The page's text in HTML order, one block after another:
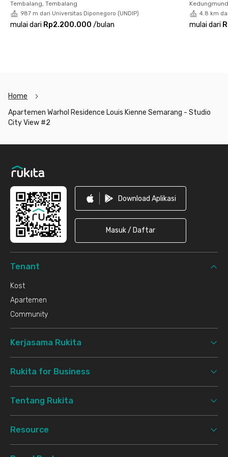
City View #2 juga memungkinkan kamu menikmati
pemandangan kota dari kamar, menjadikannya pilihan ideal bagi
kamu yang menginginkan hunian praktis dengan sentuhan
Tembalang, Tembalang
987 m dari Universitas Diponegoro (UNDIP)
mulai dari Rp2.200.000 /bulan
4.8 km
mulai dari
Home
Apartemen Warhol Residence Louis Kienne Semarang - Studio
City View #2
Download Aplikasi
Masuk / Daftar
Tenant
Kost
Apartemen
Community
Kerjasama Rukita
Rukita for Business
Tentang Rukita
Resource